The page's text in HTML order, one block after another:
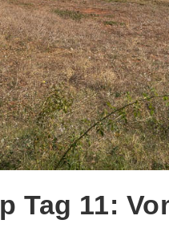
Tag 11: